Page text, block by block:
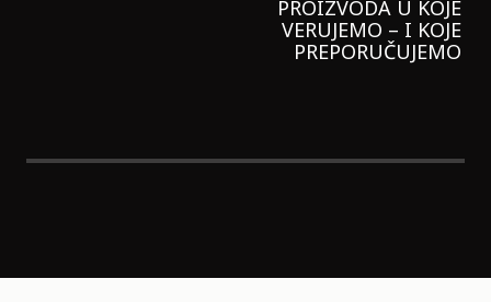
LAGANIJE NISAM
KORISTILA